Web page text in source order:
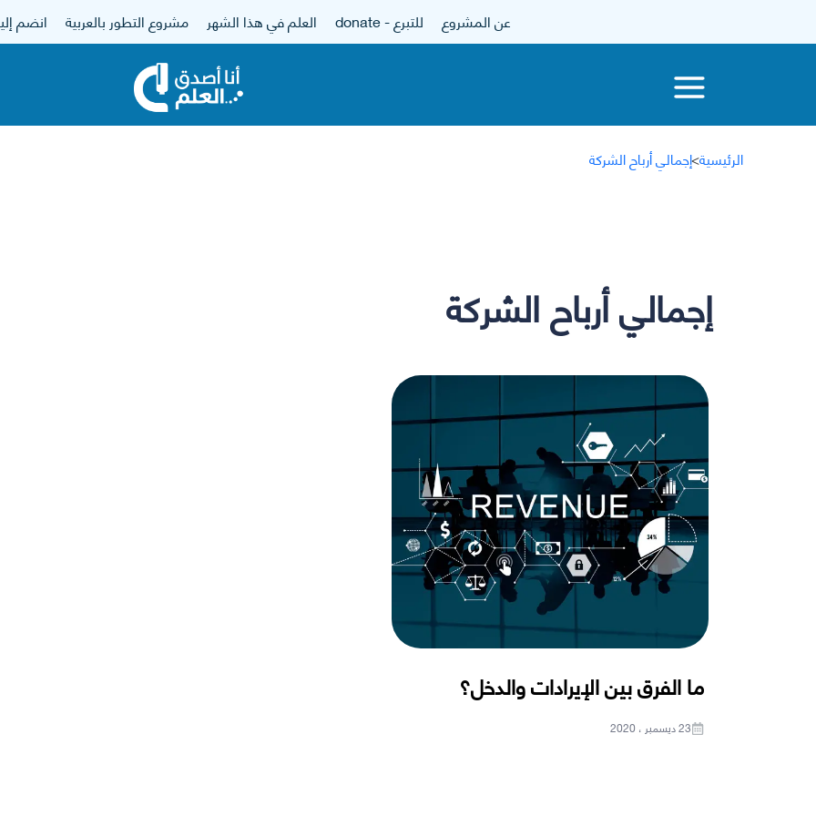
عن المشروع للتبرع - donate العلم في هذا الشهر مشروع التطور بالعربية انضم
الرئيسية>إجمالي أرباح الشركة
إجمالي أرباح الشركة
ما الفرق بين الإيرادات والدخل؟
23 ديسمبر ، 2020